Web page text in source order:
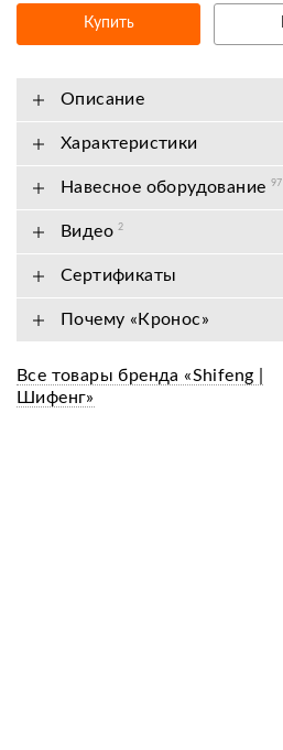
Купить
Описание
Характеристики
Навесное оборудование 97
Видео2
Сертификаты
Почему «Кронос»
Все товары бренда «Shifeng |
Шифенг»